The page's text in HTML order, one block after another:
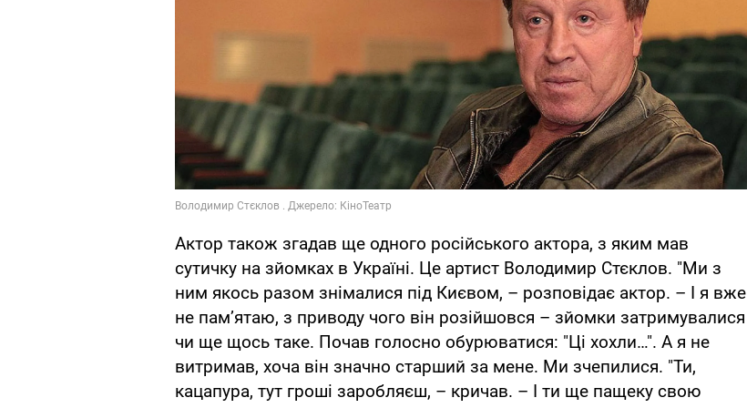
Актор також згадав ще одного російського актора, з яким мав
сутичку на зйомках в Україні. Це артист Володимир Стєклов. "Ми з
ним якось разом знімалися під Києвом, – розповідає актор. – І я вже
не пам’ятаю, з приводу чого він розійшовся – зйомки затримувалися
чи ще щось таке. Почав голосно обурюватися: "Ці хохли…". А я не
витримав, хоча він значно старший за мене. Ми зчепилися. "Ти,
кацапура, тут гроші заробляєш, – кричав. – І ти ще пащеку свою